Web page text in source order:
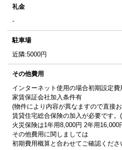
礼金
-
駐車場
近隣:5000円
その他費用
インターネット使用の場合初期設定費
家賃保証会社加入条件有
(物件により内容が異なますので直接
賃貸住宅総合保険の加入が必要です。
火災保険は1年用8,000円 2年用16,000
その他費用に関しましては
初期費用概算と合わせてご確認くださ